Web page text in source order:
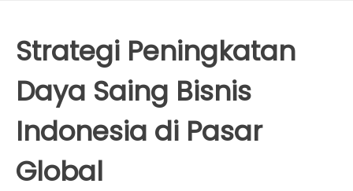
Strategi Peningkatan
Daya Saing Bisnis
Indonesia di Pasar
Global